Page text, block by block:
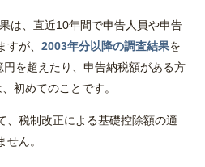
は、直近10年間で申告人員や申告
すが、2003年分以降の調査結果を
を超えたり、申告納税額がある方
初めてのことです。
税制改正による基礎控除額の適
せん。